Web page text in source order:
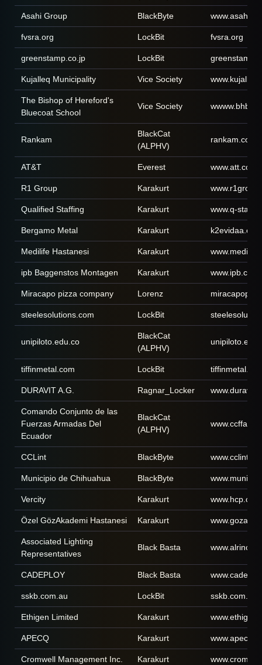
Asahi Group BlackByte
fvsra.org LockBit fvsra.org
greenstamp.co.jp LockBit
Kujalleq Municipality Vice Society
The Bishop of Hereford's
Bluecoat School
Vice Society
Rankam
BlackCat
(ALPHV)
rankam.com
AT&T Everest www.att.com
R1 Group Karakurt
Qualified Staffing Karakurt www.q-
Bergamo Metal Karakurt k2evidaa.com
Medilife Hastanesi Karakurt
ipb Baggenstos Montagen Karakurt www.ipb.ch
Miracapo pizza company Lorenz
steelesolutions.com LockBit
unipiloto.edu.co
BlackCat
(ALPHV)
tiffinmetal.com LockBit
DURAVIT A.G. Ragnar_Locker
Comando Conjunto de las
Fuerzas Armadas Del
Ecuador
BlackCat
(ALPHV)
CCLint BlackByte
Municipio de Chihuahua BlackByte
Vercity Karakurt
Özel GözAkademi Hastanesi Karakurt
Associated Lighting
Representatives
Black Basta
CADEPLOY Black Basta
sskb.com.au LockBit sskb.com.au
Ethigen Limited Karakurt
APECQ Karakurt
Cromwell Management Inc. Karakurt